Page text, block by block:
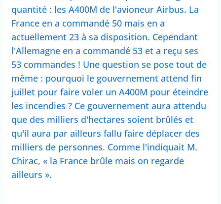
quantité : les A400M de l'avioneur Airbus. La
France en a commandé 50 mais en a
actuellement 23 à sa disposition. Cependant
l'Allemagne en a commandé 53 et a reçu ses
53 commandes ! Une question se pose tout de
même : pourquoi le gouvernement attend fin
juillet pour faire voler un A400M pour éteindre
les incendies ? Ce gouvernement aura attendu
que des milliers d'hectares soient brûlés et
qu'il aura par ailleurs fallu faire déplacer des
milliers de personnes. Comme l'indiquait M.
Chirac, « la France brûle mais on regarde
ailleurs ».